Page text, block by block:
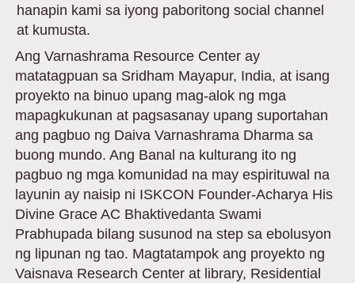
hanapin kami sa iyong paboritong social channel
at kumusta.
Ang Varnashrama Resource Center ay
matatagpuan sa Sridham Mayapur, India, at isang
proyekto na binuo upang mag-alok ng mga
mapagkukunan at pagsasanay upang suportahan
ang pagbuo ng Daiva Varnashrama Dharma sa
buong mundo. Ang Banal na kulturang ito ng
pagbuo ng mga komunidad na may espirituwal na
layunin ay naisip ni ISKCON Founder-Acharya His
Divine Grace AC Bhaktivedanta Swami
Prabhupada bilang susunod na step sa ebolusyon
ng lipunan ng tao. Magtatampok ang proyekto ng
Vaisnava Research Center at library, Residential